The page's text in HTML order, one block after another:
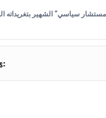
سياسي” الشهير بتغريداته